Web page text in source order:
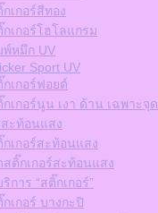
กเกอร์สีทอง
กเกอร์โฮโลแกรม
พ์หมึก UV
Sport UV
กเกอร์ฟอยด์
กเกอร์นูน เงา ด้าน เฉพาะจุด
สะท้อนแสง
กเกอร์สะท้อนแสง
สติ๊กเกอร์สะท้อนแสง
การ “สติ๊กเกอร์”
กเกอร์ บางกะปิ